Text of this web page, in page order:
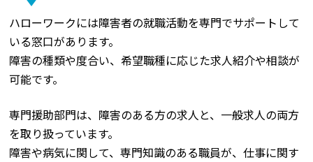
ハローワークには障害者の就職活動を専門でサポートして
いる窓口があります。
障害の種類や度合い、希望職種に応じた求人紹介や相談が
可能です。
専門援助部門は、障害のある方の求人と、一般求人の両方
を取り扱っています。
障害や病気に関して、専門知識のある職員が、仕事に関す